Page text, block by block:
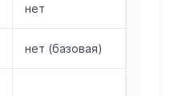
нет
нет (базовая)